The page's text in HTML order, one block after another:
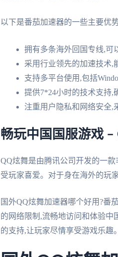
以下是番茄加速器的一些主要优
拥有多条海外回国专线,可
采用行业领先的加速技术,
支持多平台使用,包括
提供7*24小时的技术支持,
注重用户隐私和网络安全,
畅玩中国国服游戏 –
QQ炫舞是由腾讯公司开发的一
受玩家喜爱。对于身在海外的玩
国外QQ炫舞加速器哪个好用?番
的网络限制,流畅地访问和体验中
的支持,让玩家尽情享受游戏乐趣。